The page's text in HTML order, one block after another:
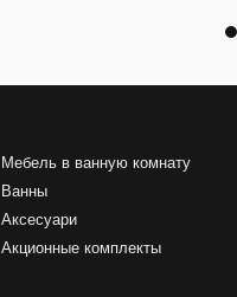
Мебель в ванную комнату
Ванны
Аксесуари
Акционные комплекты